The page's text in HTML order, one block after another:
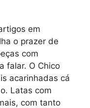
em
o prazer de
com
falar. O Chico
acarinhadas cá
Latas com
com tanto